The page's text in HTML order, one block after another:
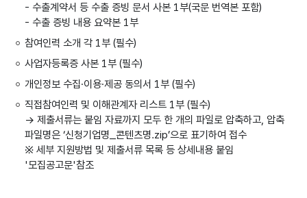
- 수출계약서 등 수출 증빙 문서 사본 1부(국문 번역본 포함)
- 수출 증빙 내용 요약본 1부
참여인력 소개 각 1부 (필수)
사업자등록증 사본 1부 (필수)
개인정보 수집·이용·제공 동의서 1부 (필수)
직접참여인력 및 이해관계자 리스트 1부 (필수)
→ 제출서류는 붙임 자료까지 모두 한 개의 파일로 압축하고, 압축
파일명은 ‘신청기업명_콘텐츠명.zip’으로 표기하여 접수
※ 세부 지원방법 및 제출서류 목록 등 상세내용 붙임
'모집공고문'참조